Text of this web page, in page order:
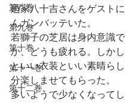
第八巻
第九巻
第十巻
第十一巻
第十二巻
廼家八十吉さんをゲスト
んガンバッテいた。
若獅子の芝居は身内意識
か、どうも疲れる。しか
といい衣装といい素晴ら
分楽しませてもらった。
多いようで少なくなって